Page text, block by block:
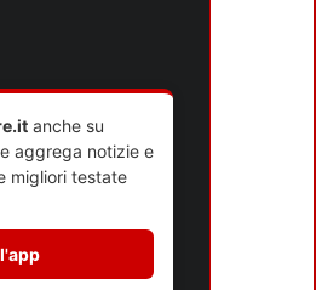
anche su
aggrega notizie e
migliori testate